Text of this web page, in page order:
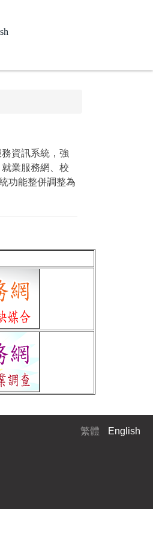
資訊系統，強
業服務網、校
功能整併調整為
繁體
English